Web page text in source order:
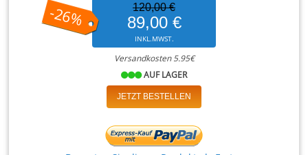
120,00 €
89,00 €
INKL.MWST.
Versandkosten 5.95€
AUF LAGER
-26%
JETZT BESTELLEN